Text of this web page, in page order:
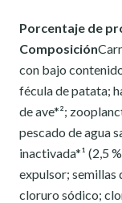
Porcentaje de
Composición
con bajo
fécula de patata;
de ave*²;
pescado de agua
inactivada*¹ (2,5
expulsor; semillas
cloruro sódico;